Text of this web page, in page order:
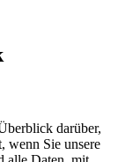
darüber,
wenn Sie unsere